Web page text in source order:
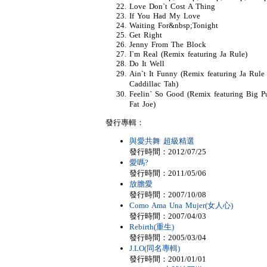
Love Don`t Cost A Thing
If You Had My Love
Waiting For&nbsp;Tonight
Get Right
Jenny From The Block
I`m Real (Remix featuring Ja Rule)
Do It Well
Ain`t It Funny (Remix featuring Ja Rule
Caddillac Tah)
Feelin` So Good (Remix featuring Big
Fat Joe)
發行專輯：
與愛共舞 超級精選
發行時間：2012/07/25
愛嗎?
發行時間：2011/05/06
放膽愛
發行時間：2007/10/08
Como Ama Una Mujer(女人心)
發行時間：2007/04/03
Rebirth(重生)
發行時間：2005/03/04
J.LO(同名專輯)
發行時間：2001/01/01